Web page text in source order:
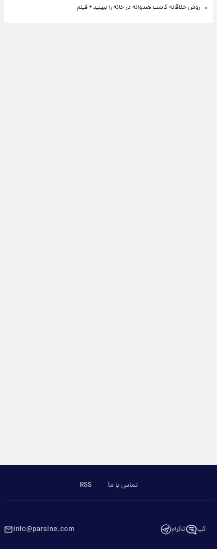
روش خلاقانه کاشت هندوانه در خانه را ببینید + فیلم
تماس با ما RSS
گپ تلگرام info@parsine.com